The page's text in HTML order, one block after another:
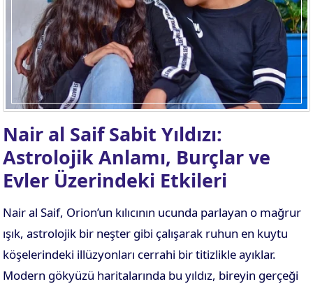
Nair al Saif Sabit Yıldızı:
Astrolojik Anlamı, Burçlar ve
Evler Üzerindeki Etkileri
Nair al Saif, Orion’un kılıcının ucunda parlayan o mağrur
ışık, astrolojik bir neşter gibi çalışarak ruhun en kuytu
köşelerindeki illüzyonları cerrahi bir titizlikle ayıklar.
Modern gökyüzü haritalarında bu yıldız, bireyin gerçeği